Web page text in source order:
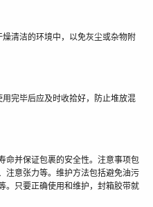
清洁的环境中，以免灰尘或杂物附
完毕后应及时收拾好，防止堆放混
命并保证包裹的安全性。注意事项包
注意张力等。维护方法包括避免油污
。只要正确使用和维护，封箱胶带就